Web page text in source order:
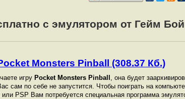
с эмулятором от Гейм Бой
Monsters Pinball (308.37 Кб.)
игру Pocket Monsters Pinball , она будет
сам по себе не запустится. Чтобы поиграть на
PSP Вам потребуется специальная программа